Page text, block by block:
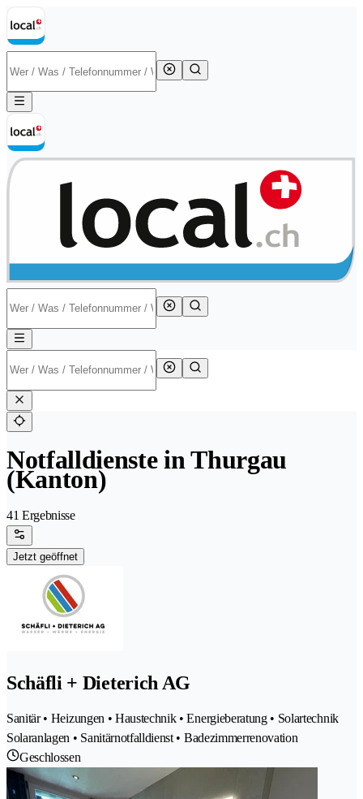
Notfalldienste in Thurgau
(Kanton)
41 Ergebnisse
Jetzt geöffnet
Schäfli + Dieterich AG
Sanitär • Heizungen • Haustechnik • Energieberatung • Solartechnik
Solaranlagen • Sanitärnotfalldienst • Badezimmerrenovation
Geschlossen